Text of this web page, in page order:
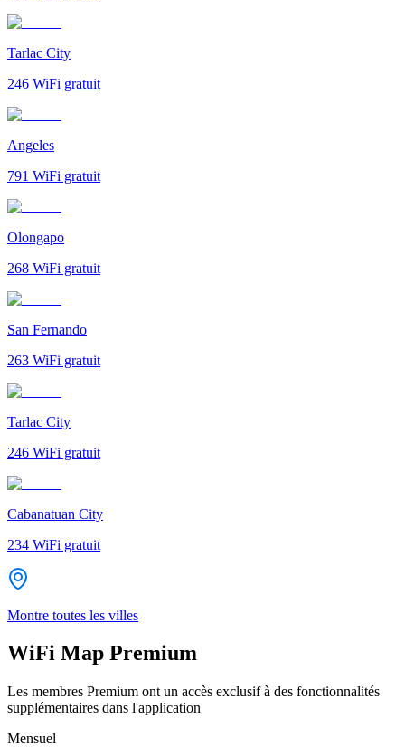
Tarlac City
246 WiFi gratuit
Angeles
791 WiFi gratuit
Olongapo
268 WiFi gratuit
San Fernando
263 WiFi gratuit
Tarlac City
246 WiFi gratuit
Cabanatuan City
234 WiFi gratuit
Montre toutes les villes
WiFi Map Premium
Les membres Premium ont un accès exclusif à des fonctionnalités
supplémentaires dans l'application
Mensuel